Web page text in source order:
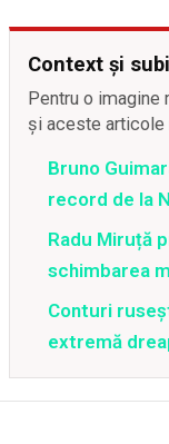
Context și
Pentru o imagine
și aceste articole
Bruno
record de la
Radu Miruță
schimbarea
Conturi
extremă